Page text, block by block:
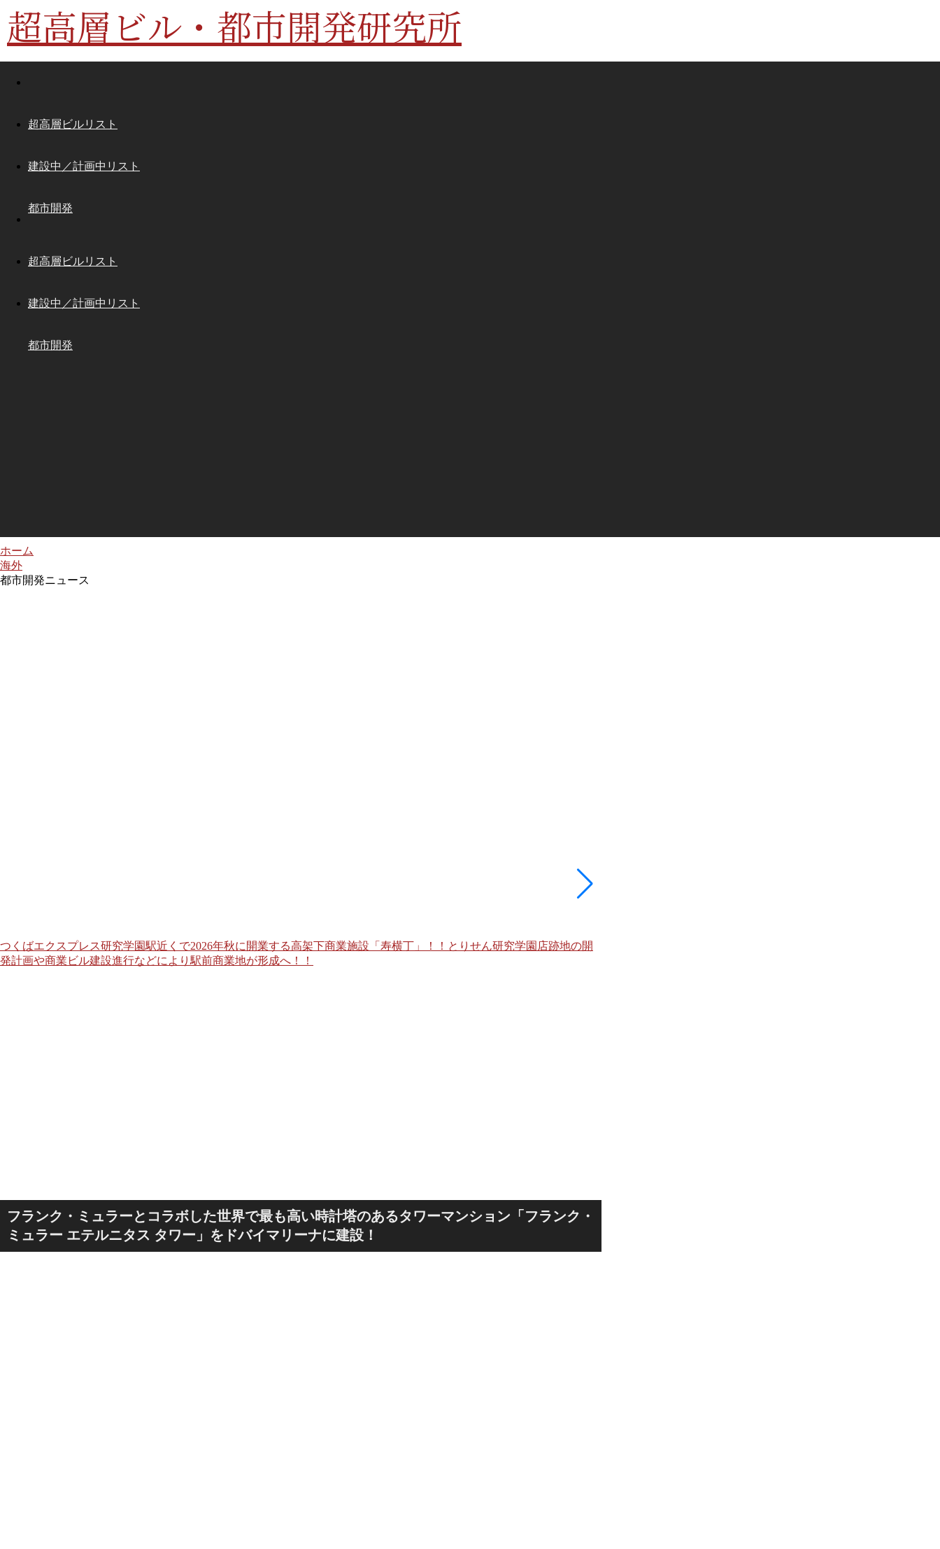
超高層ビル・都市開発研究所
超高層ビルリスト
建設中／計画中リスト
都市開発
超高層ビルリスト
建設中／計画中リスト
都市開発
ホーム
海外
都市開発ニュース
つくばエクスプレス研究学園駅近くで2026年秋に開業する高架下商業施設「寿横丁」！！とりせん研究学園店跡地の開
発計画や商業ビル建設進行などにより駅前商業地が形成へ！！
フランク・ミュラーとコラボした世界で最も高い時計塔のあるタワーマンション「フランク・
ミュラー エテルニタス タワー」をドバイマリーナに建設！